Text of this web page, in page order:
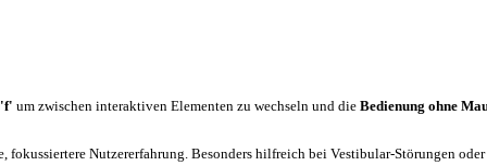
'f' um zwischen interaktiven Elementen zu wechseln und die Bedienung ohne
Nutzererfahrung. Besonders hilfreich bei Vestibular-Störungen